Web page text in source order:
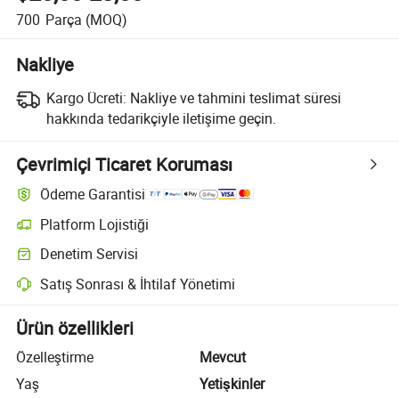
700 Parça (MOQ)
Nakliye
Kargo Ücreti: Nakliye ve tahmini teslimat süresi
hakkında tedarikçiyle iletişime geçin.
Çevrimiçi Ticaret Koruması
Ödeme Garantisi
Platform Lojistiği
Platform destekli lojistik ile daha net gönderi takibi
Denetim Servisi
Seçime bağlı ön sevkiyat denetimi kalite ve miktar kontrolleri için
Satış Sonrası & İhtilaf Yönetimi
Platform destekli uyuşmazlık çözümü, uygun olduğunda iade veya
Ürün özellikleri
Özelleştirme
Mevcut
Yaş
Yetişkinler